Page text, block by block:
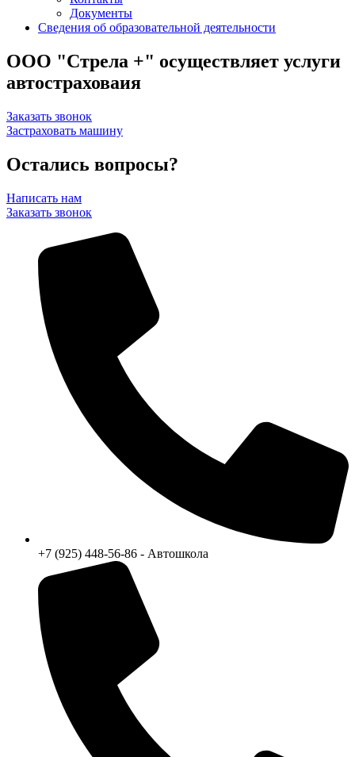
Документы
Сведения об образовательной деятельности
ООО "Стрела +" осуществляет услуги
автостраховаия
Заказать звонок
Застраховать машину
Остались вопросы?
Написать нам
Заказать звонок
+7 (925) 448-56-86 - Автошкола